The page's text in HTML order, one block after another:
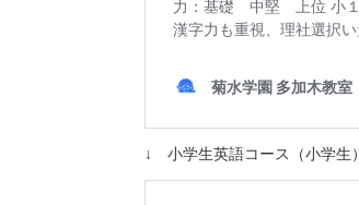
↓ 小学生英語コース（小学生）